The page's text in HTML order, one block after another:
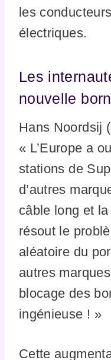
les
électriques.
Les
nouvelle
Hans Noordsij
« L’Europe a
stations de
d’autres
câble long et
résout le
aléatoire du
autres
blocage des
ingénieuse ! »
Cette